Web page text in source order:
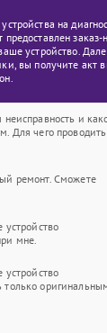
на
предоставлен
устройство.
вы получите акт
и
Для чего проводить
ремонт. Сможете
устройство
мне.
устройство
только